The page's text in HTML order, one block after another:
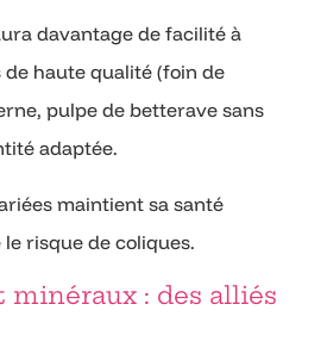
davantage de facilité à
haute qualité (foin de
pulpe de betterave sans
adaptée.
maintient sa santé
risque de coliques.
minéraux : des alliés